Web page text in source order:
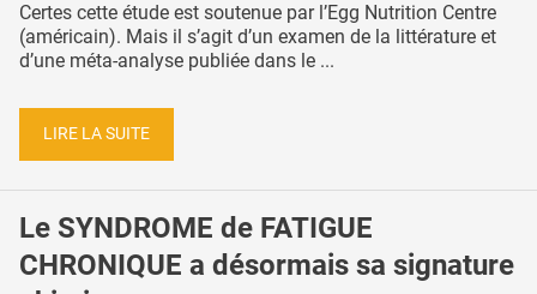
Certes cette étude est soutenue par l’Egg Nutrition Centre
(américain). Mais il s’agit d’un examen de la littérature et
d’une méta-analyse publiée dans le ...
LIRE LA SUITE
Le SYNDROME de FATIGUE
CHRONIQUE a désormais sa signature